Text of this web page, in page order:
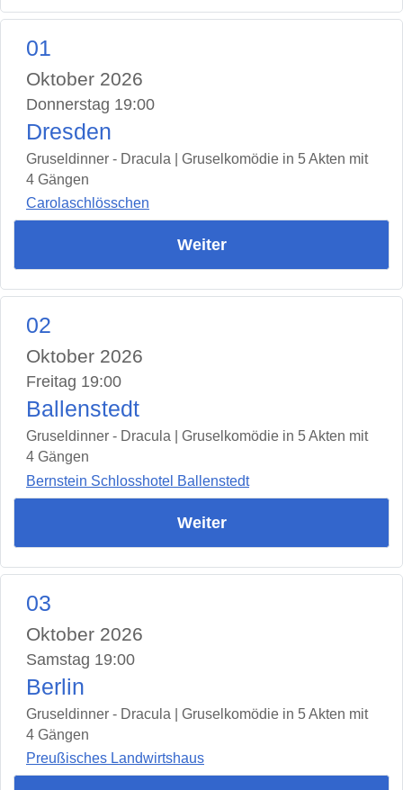
01
Oktober 2026
Donnerstag 19:00
Dresden
Gruseldinner - Dracula | Gruselkomödie in 5 Akten mit
4 Gängen
Carolaschlösschen
Weiter
02
Oktober 2026
Freitag 19:00
Ballenstedt
Gruseldinner - Dracula | Gruselkomödie in 5 Akten mit
4 Gängen
Bernstein Schlosshotel Ballenstedt
Weiter
03
Oktober 2026
Samstag 19:00
Berlin
Gruseldinner - Dracula | Gruselkomödie in 5 Akten mit
4 Gängen
Preußisches Landwirtshaus